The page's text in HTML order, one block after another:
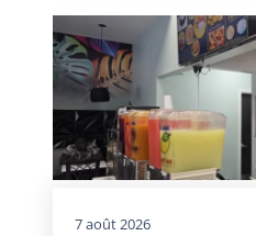
7 août 2026